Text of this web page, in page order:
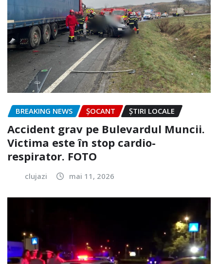
BREAKING NEWS ȘOCANT ȘTIRI LOCALE
Accident grav pe Bulevardul Muncii.
Victima este în stop cardio-
respirator. FOTO
clujazi mai 11, 2026